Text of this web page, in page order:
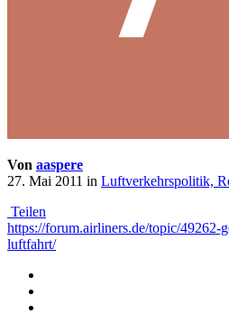
Von aaspere
27. Mai 2011 in Luftverkehrspolitik,
Teilen
https://forum.airliners.de/topic/49262-
luftfahrt/